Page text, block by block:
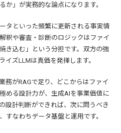
か」が実務的な論点になります。
タといった頻繁に更新される事実情
釈や審査・診断のロジックはファイ
き込む」という分担です。双方の強
イズLLMは真価を発揮します。
務がRAGで足り、どこからはファイ
める設計力が、生成AIを事業価値に
設計判断ができれば、次に問うべき
すなわちデータ基盤と運用です。